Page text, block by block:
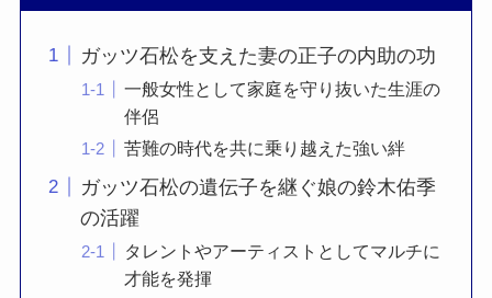
ガッツ石松を支えた妻の正子の内助の功
一般女性として家庭を守り抜いた生涯の
伴侶
苦難の時代を共に乗り越えた強い絆
ガッツ石松の遺伝子を継ぐ娘の鈴木佑季
の活躍
タレントやアーティストとしてマルチに
才能を発揮